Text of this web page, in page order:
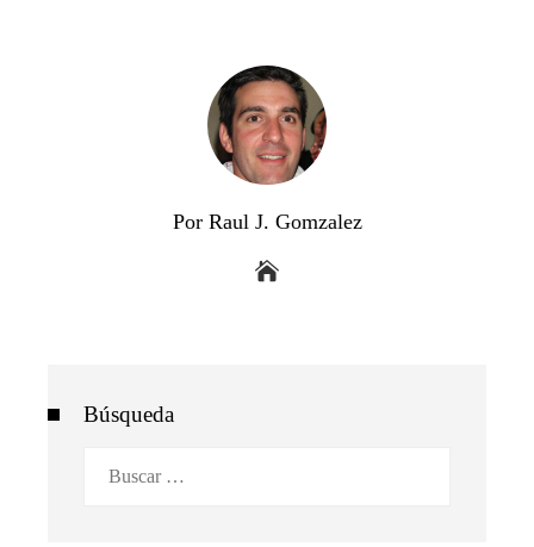
Por Raul J. Gomzalez
Búsqueda